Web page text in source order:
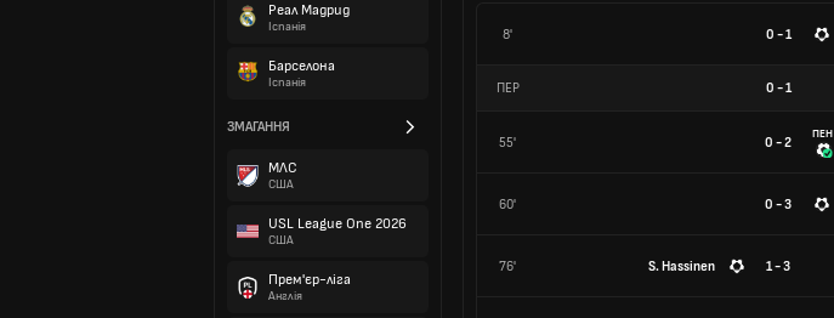
Реал Мадрид
Іспанія
Барселона
Іспанія
ЗМАГАННЯ
МЛС
США
USL League One 2026
США
Прем'єр-ліга
Англія
8' 0 - 1
ПЕР 0 -1
55' 0 - 2
ПЕН
60' 0 - 3
76' S. Hassinen 1 - 3